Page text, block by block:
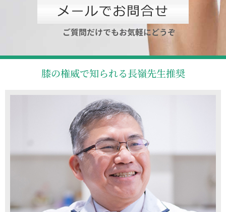
ご質問だけでもお気軽にどうぞ
膝の権威で知られる長嶺先生推奨